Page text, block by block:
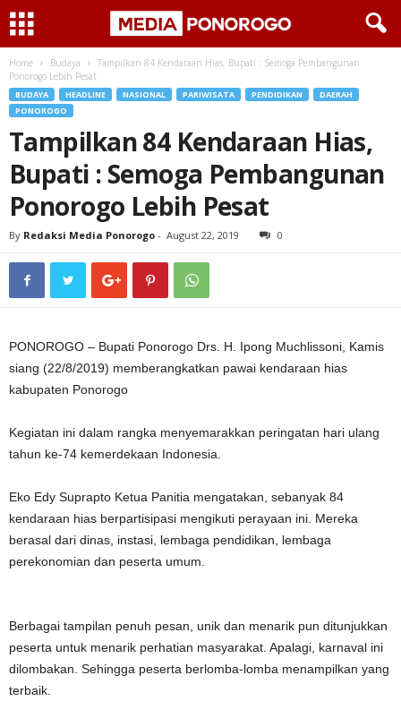
Home Budaya
Tampilkan 84 Kendaraan Hias, Bupati : Semoga Pembangunan
Ponorogo Lebih Pesat
BUDAYA HEADLINE NASIONAL PARIWISATA PENDIDIKAN
DAERAH
PONOROGO
Tampilkan 84 Kendaraan Hias,
Bupati : Semoga Pembangunan
Ponorogo Lebih Pesat
By Redaksi Media Ponorogo - August 22, 2019 0
PONOROGO – Bupati Ponorogo Drs. H. Ipong Muchlissoni, Kamis
siang (22/8/2019) memberangkatkan pawai kendaraan hias
kabupaten Ponorogo
Kegiatan ini dalam rangka menyemarakkan peringatan hari ulang
tahun ke-74 kemerdekaan Indonesia.
Eko Edy Suprapto Ketua Panitia mengatakan, sebanyak 84
kendaraan hias berpartisipasi mengikuti perayaan ini. Mereka
berasal dari dinas, instasi, lembaga pendidikan, lembaga
perekonomian dan peserta umum.
Berbagai tampilan penuh pesan, unik dan menarik pun ditunjukkan
peserta untuk menarik perhatian masyarakat. Apalagi, karnaval ini
dilombakan. Sehingga peserta berlomba-lomba menampilkan yang
terbaik.